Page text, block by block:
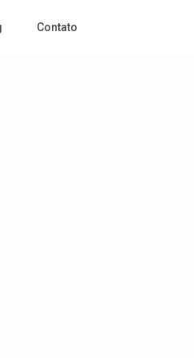
Contato